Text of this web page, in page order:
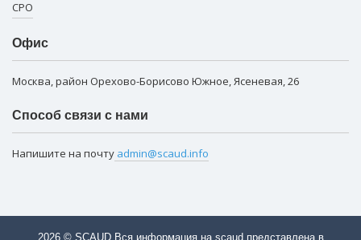
СРО
Офис
Москва, район Орехово-Борисово Южное, Ясеневая, 26
Способ связи с нами
Напишите на почту admin@scaud.info
2026 © SCAUD Вся информация на scaud представлена в